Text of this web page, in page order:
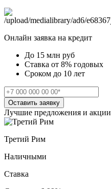
Онлайн заявка на кредит
До 15 млн руб
Ставка от 8% годовых
Сроком до 10 лет
Оставить заявку
Лучшие предложения и акции
Третий Рим
Наличными
Ставка